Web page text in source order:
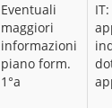
Eventuali
maggiori
informazioni
piano form.
1°a